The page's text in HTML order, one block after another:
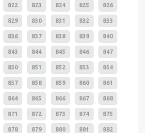
822 823 824 825 826
829 830 831 832 833
836 837 838 839 840
843 844 845 846 847
850 851 852 853 854
857 858 859 860 861
864 865 866 867 868
871 872 873 874 875
878 879 880 881 882